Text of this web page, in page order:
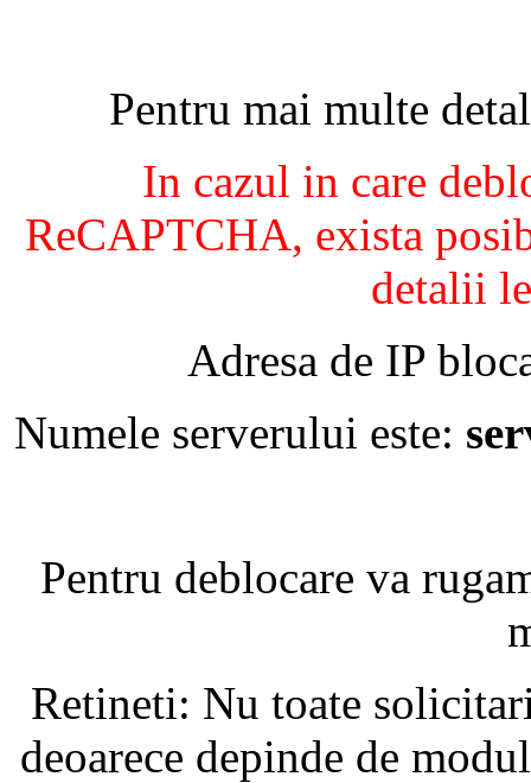
Pentru mai multe
In cazul in care
ReCAPTCHA, exista
detalii
Adresa de IP
Numele serverului este:
Pentru deblocare va
Retineti: Nu toate
deoarece depinde de